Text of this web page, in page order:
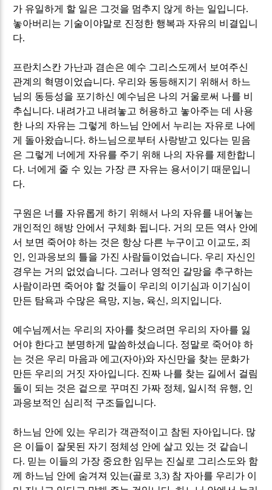
가 유일하게 할 일은 그것을 멈추지 않게 하는 일입니다.
놓아버리는 기술이야말로 진정한 행복과 자유의 비결입니
다.
프란치스칸 가난과 겸손은 예수 그리스도께서 보여주신
관계의 혁명이었습니다. 우리와 동등해지기 위해서 하느
님의 동등성을 포기하신 예수님은 나의 거울로써 나를 비
추십니다. 내려가고 내려놓고 허용하고 놓아주는 데 사용
한 나의 자유는 그렇게 하느님 안에서 누리는 자유로 나에
게 돌아왔습니다.하느님으로부터 사랑받고 있다는 믿음
은 그렇게 너에게 자유를 주기 위해 나의 자유를 제한합니
다. 너에게 줄 수 있는 가장 큰 자유는 용서이기 때문입니
다.
구원은 너를 자유롭게 하기 위해서 나의 자유를 내어놓는
개인적인 해방 안에서 구체화 됩니다. 거의 모든 역사 안에
서 보면 죽어야 하는 것은 항상 다른 누구이고 이교도, 죄
인, 인과응보의 틀을 가진 사람들이었습니다. 우리 자신인
경우는 거의 없었습니다. 그러나 영적인 갈망을 추구하는
사람이라면 죽어야 할 것들이 우리의 이기심과 이기심이
만든 탐욕과 수많은 욕망, 지능, 육신, 의지입니다.
예수님께서는 우리의 자아를 찾으려면 우리의 자아를 잃
어야 한다고 분명하게 말씀하셨습니다. 정말로 죽어야 하
는 것은 우리 마음과 에고(자아)와 자신만을 찾는 문화가
만든 우리의 거짓 자아입니다. 진짜 나를 찾는 길에서 걸림
돌이 되는 것은 겉으로 꾸며진 가짜 정체 , 일시적 유행, 인
과응보적인 심리적 구조들입니다.
하느님 안에 있는 우리가 객관적이고 참된 자아입니다. 많
은 이들이 잘못된 자기 정체성 안에 살고 있는 것 같습니
다. 믿는 이들의 가장 중요한 임무는 진실로 그리스도와 함
께 하느님 안에 숨겨져 있는(골로3,3) 참 자아를 우리가 이